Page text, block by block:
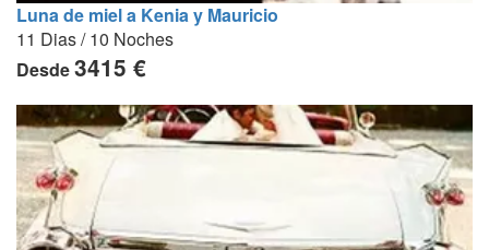
Luna de miel a Kenia y Mauricio
11 Dias / 10 Noches
Desde3415 €